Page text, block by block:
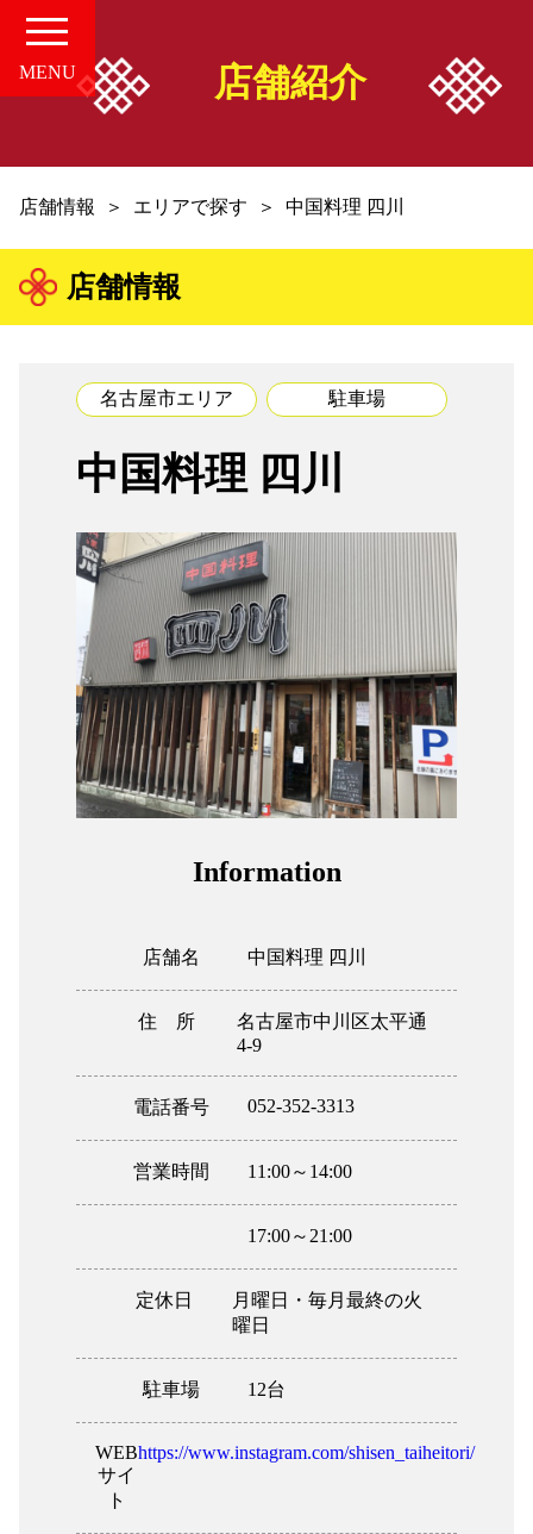
MENU
愛知の中華案内所
店舗情報
お問い合せ
組合加入案内
関係者リンク
協力会社
052-241-
店舗紹介
店舗情報 エリアで探す 中国料理 四川
店舗情報
名古屋市エリア 駐車場
中国料理 四川
Information
店舗名 中国料理 四川
住 所
名古屋市中川区太平通
4-9
電話番号 052-352-3313
営業時間 11:00～14:00
17:00～21:00
定休日
月曜日・毎月最終の火
曜日
駐車場 12台
WEB
サイ
ト
https://www.instagram.com/shisen_taiheitori/